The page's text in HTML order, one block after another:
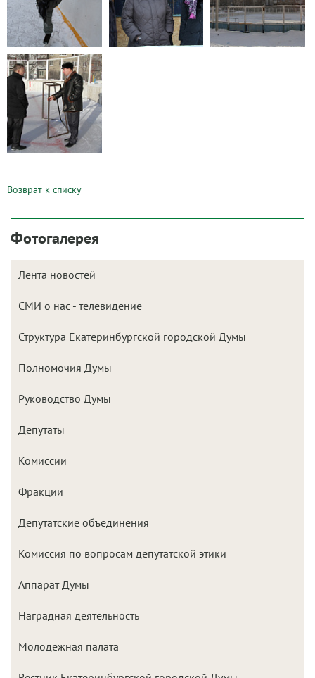
Возврат к списку
Фотогалерея
Лента новостей
СМИ о нас - телевидение
Структура Екатеринбургской городской Думы
Полномочия Думы
Руководство Думы
Депутаты
Комиссии
Фракции
Депутатские объединения
Комиссия по вопросам депутатской этики
Аппарат Думы
Наградная деятельность
Молодежная палата